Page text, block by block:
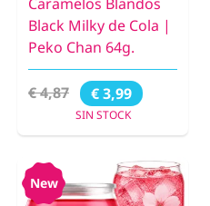
Black Milky de Cola |
Peko Chan 64g.
€ 4,87 € 3,99
SIN STOCK
New